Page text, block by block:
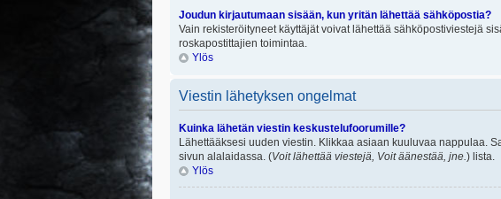
Joudun kirjautumaan sisään, kun yritän lähettää sähköpostia?
Vain rekisteröityneet käyttäjät voivat lähettää sähköpostiviestejä
roskapostittajien toimintaa.
Ylös
Viestin lähetyksen ongelmat
Kuinka lähetän viestin keskustelufoorumille?
Lähettääksesi uuden viestin. Klikkaa asiaan kuuluvaa nappulaa.
sivun alalaidassa. (Voit lähettää viestejä, Voit äänestää, jne.) lista.
Ylös